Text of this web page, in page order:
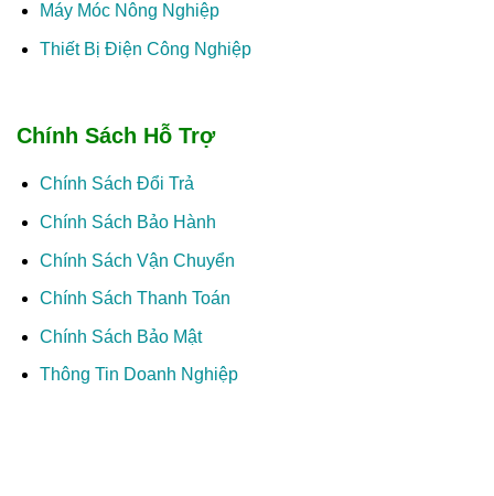
Máy Móc Nông Nghiệp
Thiết Bị Điện Công Nghiệp
Chính Sách Hỗ Trợ
Chính Sách Đổi Trả
Chính Sách Bảo Hành
Chính Sách Vận Chuyển
Chính Sách Thanh Toán
Chính Sách Bảo Mật
Thông Tin Doanh Nghiệp